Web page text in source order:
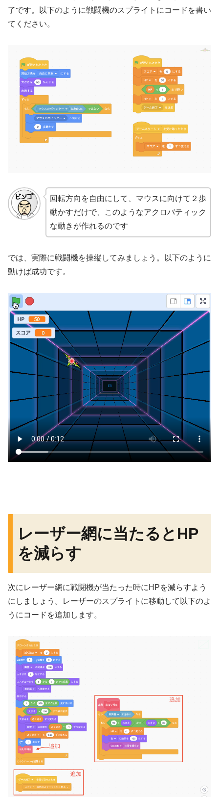
了です。以下のように戦闘機のスプライトにコードを書い
てください。
回転方向を自由にして、マウスに向けて２歩
動かすだけで、このようなアクロバティック
な動きが作れるのです
では、実際に戦闘機を操縦してみましょう。以下のように
動けば成功です。
レーザー網に当たるとHP
を減らす
次にレーザー網に戦闘機が当たった時にHPを減らすよう
にしましょう。レーザーのスプライトに移動して以下のよ
うにコードを追加します。